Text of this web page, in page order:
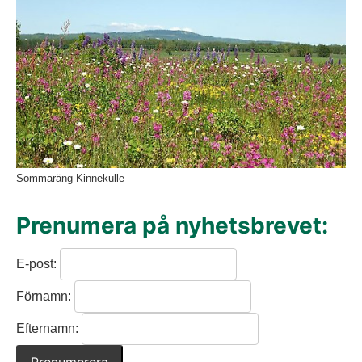
Sommaräng Kinnekulle
Prenumera på nyhetsbrevet:
E-post:
Förnamn:
Efternamn: